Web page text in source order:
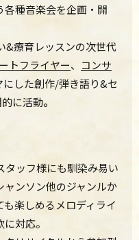
種音楽会を企画・開
&療育レッスンの次世代
トフライヤー、 コンサ
にした創作/弾き語り&セ
に活動。
タッフ様にも馴染み易い
ンソン他のジャンルか
楽しめるメロディライ
対応。